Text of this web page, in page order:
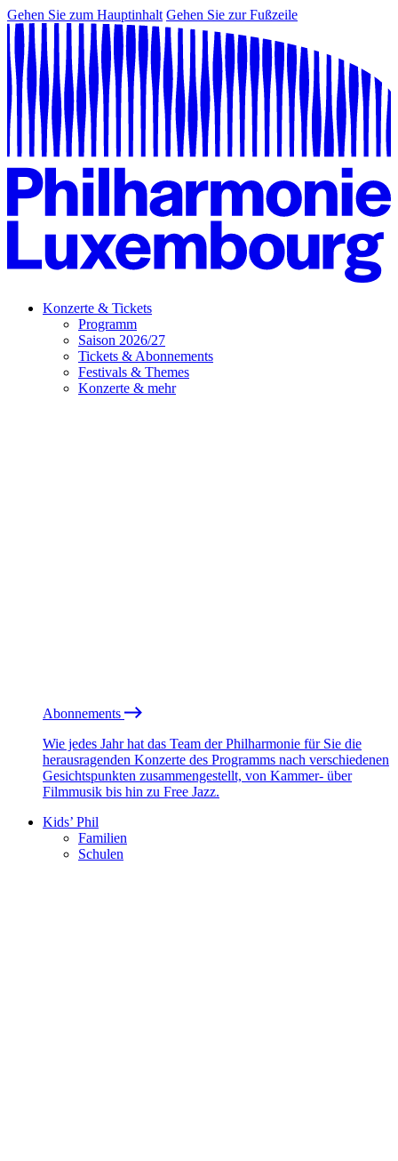
Gehen Sie zum Hauptinhalt Gehen Sie zur Fußzeile
Konzerte & Tickets
Programm
Saison 2026/27
Tickets & Abonnements
Festivals & Themes
Konzerte & mehr
Abonnements
Wie jedes Jahr hat das Team der Philharmonie für Sie die
herausragenden Konzerte des Programms nach verschiedenen
Gesichtspunkten zusammengestellt, von Kammer- über
Filmmusik bis hin zu Free Jazz.
Kids’ Phil
Familien
Schulen